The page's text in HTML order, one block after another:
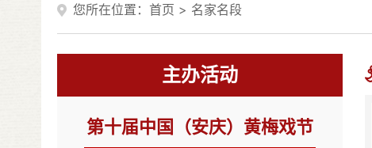
您所在位置： 首页 > 名家名段
主办活动
第十届中国（安庆）黄梅戏节